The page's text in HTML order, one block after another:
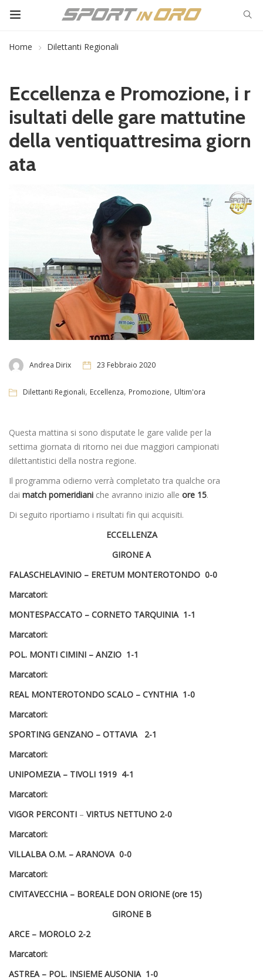
Home Dilettanti Regionali
Eccellenza e Promozione, i r
isultati delle gare mattutine
della ventiquattresima giorn
ata
Andrea Dirix 23 Febbraio 2020
Dilettanti Regionali, Eccellenza, Promozione, Ultim'ora
Questa mattina si sono disputate le gare valide per la
settima giornata di ritorno nei due maggiori campionati
dilettantistici della nostra regione.
Il programma odierno verrà completato tra qualche ora
dai match pomeridiani che avranno inizio alle ore 15.
Di seguito riportiamo i risultati fin qui acquisiti.
ECCELLENZA
GIRONE A
FALASCHELAVINIO – ERETUM MONTEROTONDO 0-0
Marcatori:
MONTESPACCATO – CORNETO TARQUINIA 1-1
Marcatori:
POL. MONTI CIMINI – ANZIO 1-1
Marcatori:
REAL MONTEROTONDO SCALO – CYNTHIA 1-0
Marcatori:
SPORTING GENZANO – OTTAVIA
2-1
Marcatori:
UNIPOMEZIA – TIVOLI 1919 4-1
Marcatori:
VIGOR PERCONTI – VIRTUS NETTUNO 2-0
Marcatori:
VILLALBA O.M. – ARANOVA 0-0
Marcatori:
CIVITAVECCHIA – BOREALE DON ORIONE (ore 15)
GIRONE B
ARCE – MOROLO 2-2
Marcatori:
ASTREA – POL. INSIEME AUSONIA 1-0